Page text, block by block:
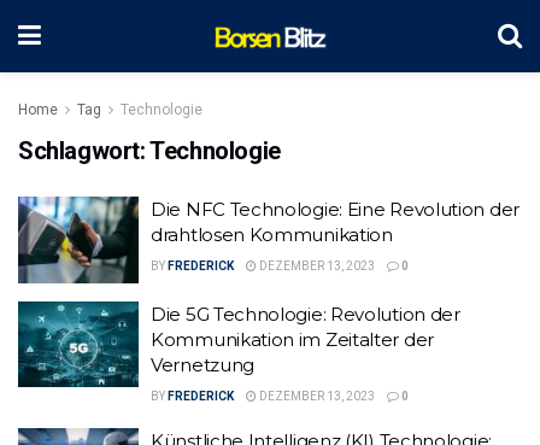
Home Tag Technologie
Schlagwort:Technologie
Die NFC Technologie: Eine Revolution der
drahtlosen Kommunikation
BY FREDERICK DEZEMBER 13, 2023 0
Die 5G Technologie: Revolution der
Kommunikation im Zeitalter der
Vernetzung
BY FREDERICK DEZEMBER 13, 2023 0
Künstliche Intelligenz (KI) Technologie: